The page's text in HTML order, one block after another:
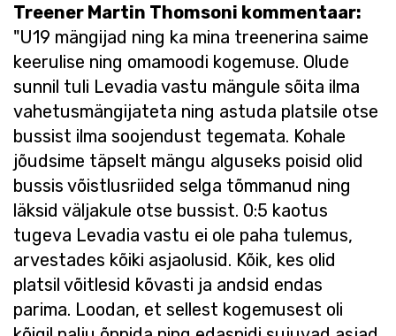
Treener Martin Thomsoni kommentaar:
"U19 mängijad ning ka mina treenerina saime
keerulise ning omamoodi kogemuse. Olude
sunnil tuli Levadia vastu mängule sõita ilma
vahetusmängijateta ning astuda platsile otse
bussist ilma soojendust tegemata. Kohale
jõudsime täpselt mängu alguseks poisid olid
bussis võistlusriided selga tõmmanud ning
läksid väljakule otse bussist. 0:5 kaotus
tugeva Levadia vastu ei ole paha tulemus,
arvestades kõiki asjaolusid. Kõik, kes olid
platsil võitlesid kõvasti ja andsid endas
parima. Loodan, et sellest kogemusest oli